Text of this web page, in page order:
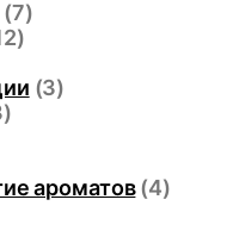
(3)
ароматов(4)